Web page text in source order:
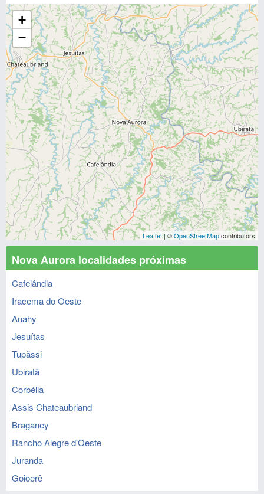
+
−
Leaflet | ©OpenStreetMapcontributors
Nova Aurora localidades próximas
Cafelândia
Iracema do Oeste
Anahy
Jesuítas
Tupãssi
Ubiratã
Corbélia
Assis Chateaubriand
Braganey
Rancho Alegre d'Oeste
Juranda
Goioerê